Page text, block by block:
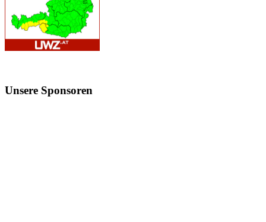
Unsere Sponsoren